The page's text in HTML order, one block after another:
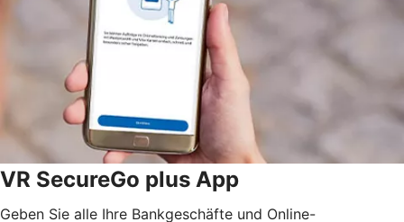
VR SecureGo plus App
Geben Sie alle Ihre Bankgeschäfte und Online-